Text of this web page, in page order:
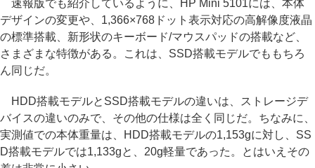
速報版でも紹介しているように、HP Mini 5101には、本体
デザインの変更や、1,366×768ドット表示対応の高解像度液晶
の標準搭載、新形状のキーボード/マウスパッドの搭載など、
さまざまな特徴がある。これは、SSD搭載モデルでももちろ
ん同じだ。
HDD搭載モデルとSSD搭載モデルの違いは、ストレージデ
バイスの違いのみで、その他の仕様は全く同じだ。ちなみに、
実測値での本体重量は、HDD搭載モデルの1,153gに対し、SS
D搭載モデルでは1,133gと、20g軽量であった。とはいえその